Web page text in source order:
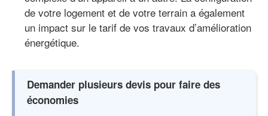
de votre logement et de votre terrain a également
un impact sur le tarif de vos travaux d’amélioration
énergétique.
Demander plusieurs devis pour faire des
économies